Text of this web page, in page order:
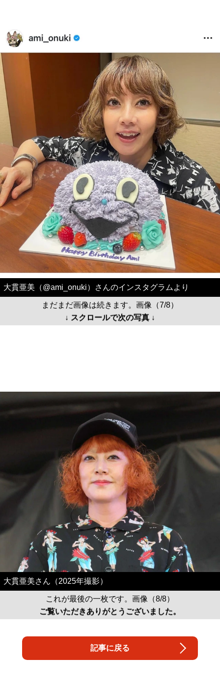
大貫亜美（@ami_onuki）さんのインスタグラムより
まだまだ画像は続きます。画像（7/8）
↓ スクロールで次の写真 ↓
大貫亜美さん（2025年撮影）
これが最後の一枚です。画像（8/8）
ご覧いただきありがとうございました。
記事に戻る